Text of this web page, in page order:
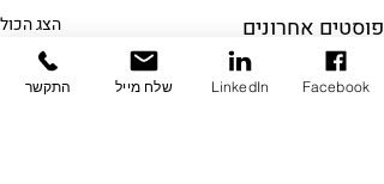
פוסטים אחרונים הצג הכול
התקשר שלח מייל LinkedIn Facebook